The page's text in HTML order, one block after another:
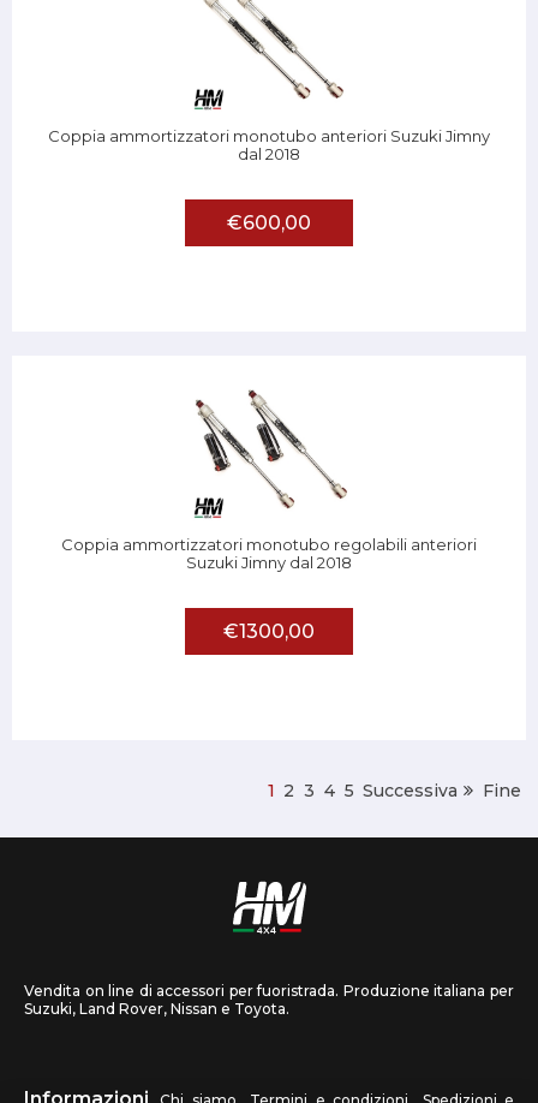
Coppia ammortizzatori monotubo anteriori Suzuki Jimny
dal 2018
€600,00
Coppia ammortizzatori monotubo regolabili anteriori
Suzuki Jimny dal 2018
€1300,00
1 2 3 4 5 Successiva Fine
Vendita on line di accessori per fuoristrada. Produzione italiana per
Suzuki, Land Rover, Nissan e Toyota.